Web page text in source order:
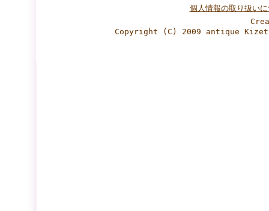
個人情報の取り扱い
Copyright (C) 2009 antique